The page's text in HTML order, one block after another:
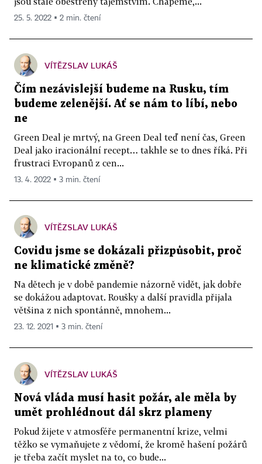
25. 5. 2022 ▪ 2 min. čtení
VÍTĚZSLAV LUKÁŠ
Čím nezávislejší budeme na Rusku, tím
budeme zelenější. Ať se nám to líbí, nebo
ne
Green Deal je mrtvý, na Green Deal teď není čas, Green
Deal jako iracionální recept… takhle se to dnes říká. Při
frustraci Evropanů z cen...
13. 4. 2022 ▪ 3 min. čtení
VÍTĚZSLAV LUKÁŠ
Covidu jsme se dokázali přizpůsobit, proč
ne klimatické změně?
Na dětech je v době pandemie názorně vidět, jak dobře
se dokážou adaptovat. Roušky a další pravidla přijala
většina z nich spontánně, mnohem...
23. 12. 2021 ▪ 3 min. čtení
VÍTĚZSLAV LUKÁŠ
Nová vláda musí hasit požár, ale měla by
umět prohlédnout dál skrz plameny
Pokud žijete v atmosféře permanentní krize, velmi
těžko se vymaňujete z vědomí, že kromě hašení požárů
je třeba začít myslet na to, co bude...